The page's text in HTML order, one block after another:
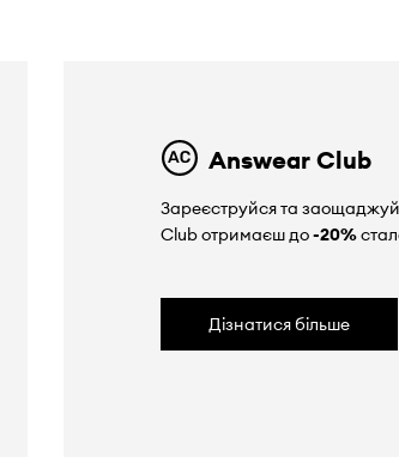
Answear Club
Зареєструйся та
Club отримаєш до-20%
Дізнатися більше